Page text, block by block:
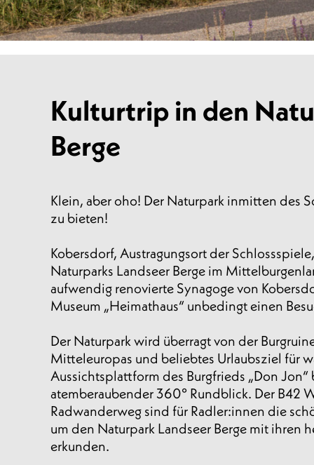
Kulturtrip in den
Berge
Klein, aber oho! Der Naturpark inmitten des
zu bieten!
Kobersdorf, Austragungsort der
Naturparks Landseer Berge im
aufwendig renovierte Synagoge von
Museum „Heimathaus“ unbedingt einen
Der Naturpark wird überragt von der
Mitteleuropas und beliebtes Urlaubsziel für
Aussichtsplattform des Burgfrieds „Don
atemberaubender 360° Rundblick. Der B42
Radwanderweg sind für Radler:innen die
um den Naturpark Landseer Berge mit ihren
erkunden.